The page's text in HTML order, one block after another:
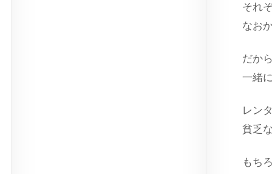
それ
なお
だか
一緒
レン
貧乏
もち